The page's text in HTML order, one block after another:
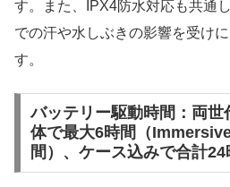
す。また、IPX4防水対応も共通
での汗や水しぶきの影響を受け
す。
バッテリー駆動時間：両世
体で最大6時間（
間）、ケース込みで合計24